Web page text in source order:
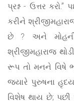
પ્રશ્ન - ઉત્તર
કરીને
છે ? અને મોહની
શ્રીજીમહારાજ
રૂપ તો મનને
જ્યારે પુરુષના
વિશેષ થાય છે;